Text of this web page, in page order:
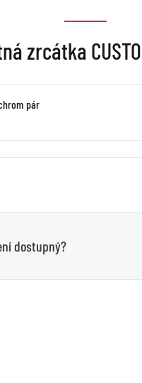
zrcátka
chrom pár
dostupný?